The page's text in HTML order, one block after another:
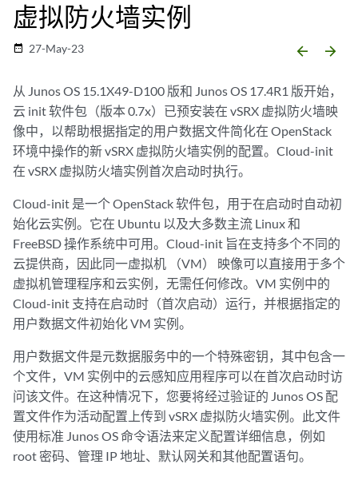
虚拟防火墙实例
date_range 27-May-23 arrow_backward arrow_forward
从 Junos OS 15.1X49-D100 版和 Junos OS 17.4R1 版开始，
云 init 软件包（版本 0.7x）已预安装在 vSRX 虚拟防火墙映
像中，以帮助根据指定的用户数据文件简化在 OpenStack
环境中操作的新 vSRX 虚拟防火墙实例的配置。Cloud-init
在 vSRX 虚拟防火墙实例首次启动时执行。
Cloud-init 是一个 OpenStack 软件包，用于在启动时自动初
始化云实例。它在 Ubuntu 以及大多数主流 Linux 和
FreeBSD 操作系统中可用。Cloud-init 旨在支持多个不同的
云提供商，因此同一虚拟机 （VM） 映像可以直接用于多个
虚拟机管理程序和云实例，无需任何修改。VM 实例中的
Cloud-init 支持在启动时（首次启动）运行，并根据指定的
用户数据文件初始化 VM 实例。
用户数据文件是元数据服务中的一个特殊密钥，其中包含一
个文件，VM 实例中的云感知应用程序可以在首次启动时访
问该文件。在这种情况下，您要将经过验证的 Junos OS 配
置文件作为活动配置上传到 vSRX 虚拟防火墙实例。此文件
使用标准 Junos OS 命令语法来定义配置详细信息，例如
root 密码、管理 IP 地址、默认网关和其他配置语句。